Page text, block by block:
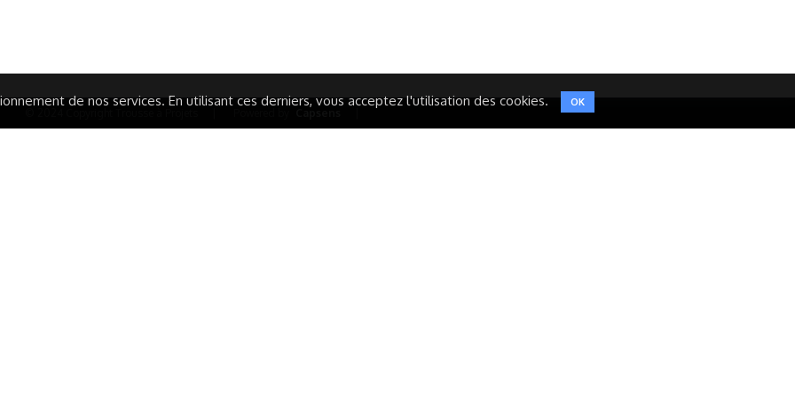
de nos services. En utilisant ces derniers, vous acceptez l'utilisation des cookies. OK